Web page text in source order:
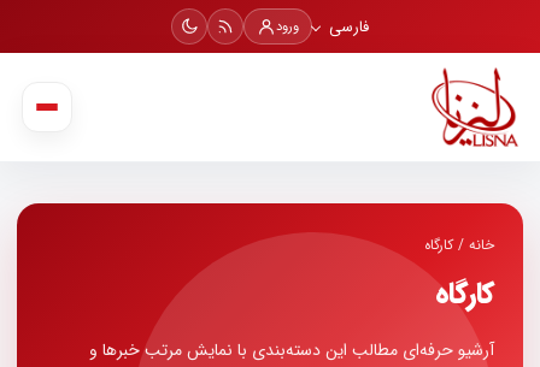
فارسی ورود
خانه /کارگاه
کارگاه
آرشیو حرفه‌ای مطالب این دسته‌بندی با نمایش مرتب خبرها و